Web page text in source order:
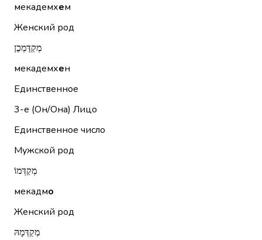
мекадемхем
Женский род
מְקַדֶּמְכֶן
мекадемхен
Единственное
3-е (Он/Она) Лицо
Единственное число
Мужской род
מְקַדְּמוֹ
мекадмо
Женский род
מְקַדְּמָהּ